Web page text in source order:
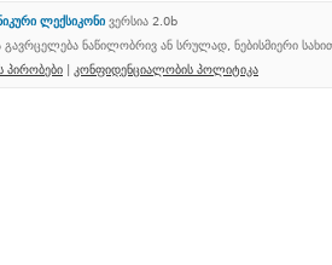
ლექსიკონი ვერსია 2.0b
გავრცელება ნაწილობრივ ან სრულად, ნებისმიერი
პირობები | კონფიდენციალობის პოლიტიკა